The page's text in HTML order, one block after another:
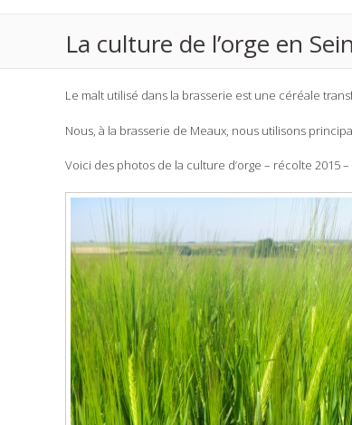
La culture de l’orge en
Le malt utilisé dans la brasserie est une céréale
Nous, à la brasserie de Meaux, nous utilisons
Voici des photos de la culture d’orge – récolte 2015